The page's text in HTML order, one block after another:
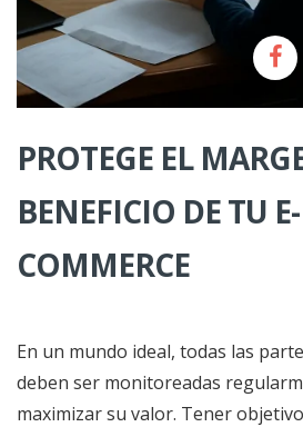
PROTEGE EL
BENEFICIO DE TU E-
COMMERCE
En un mundo ideal, todas las
deben ser monitoreadas
maximizar su valor. Tener